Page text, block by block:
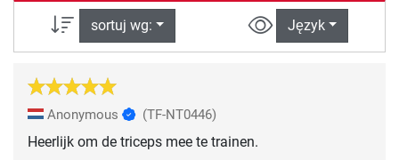
sortuj wg: Język
Anonymous (TF-NT0446)
Heerlijk om de triceps mee te trainen.